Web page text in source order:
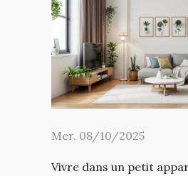
Mer. 08/10/2025
Vivre dans un petit